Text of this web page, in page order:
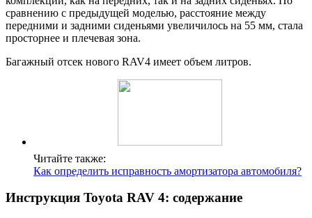
сравнению с предыдущей моделью, расстояние между
передними и задними сиденьями увеличилось на 55 мм, стала
просторнее и плечевая зона.
Багажный отсек нового RAV4 имеет объем литров.
Читайте также:
Как определить исправность амортизатора автомобиля?
Инструкция Toyota RAV 4: содержание